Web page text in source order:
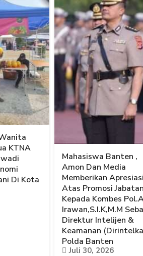
KTNA
Di Kota
Mahasiswa Banten ,
Amon Dan Media
Memberikan Apresiasi
Atas Promosi Jabatan
Kepada Kombes
Irawan,S.I.K,M.M
Direktur Intelijen &
Keamanan
Polda Banten
Juli 30, 2026